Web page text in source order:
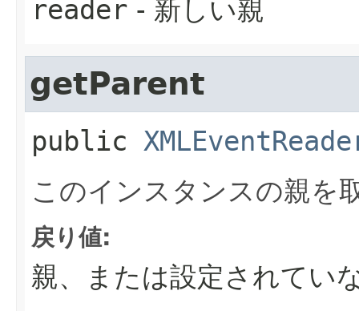
reader - 新しい親
getParent
public
このインスタンスの親を
戻り値:
親、または設定されてい